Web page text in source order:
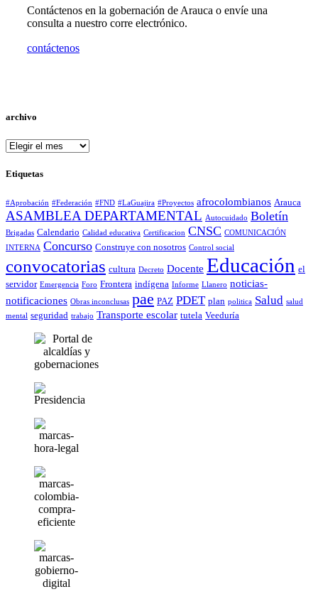
Contáctenos en la gobernación de Arauca o envíe una
consulta a nuestro corre electrónico.
contáctenos
archivo
archivo
Etiquetas
#Aprobación #Federación #FND #LaGuajira #Proyectos afrocolombianos Arauca
ASAMBLEA DEPARTAMENTAL Autocuidado Boletín
Brigadas Calendario Calidad educativa Certificacion CNSC COMUNICACIÓN
INTERNA Concurso Construye con nosotros Control social
convocatorias cultura Decreto Docente Educación el
servidor Emergencia Foro Frontera indígena Informe Llanero noticias-
notificaciones Obras inconclusas pae PAZ PDET plan politica Salud salud
mental seguridad trabajo Transporte escolar tutela Veeduría